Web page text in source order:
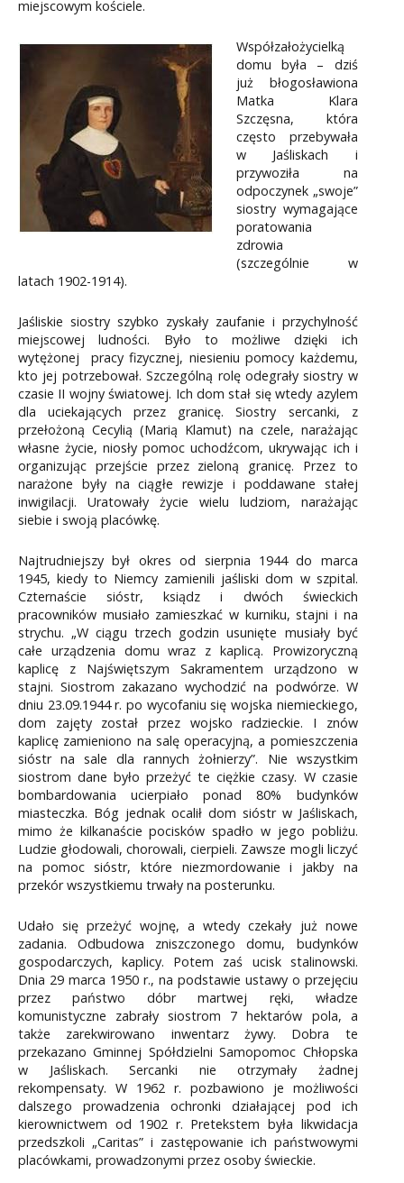
miejscowym kościele.
Współzałożycielką
domu była – dziś
już błogosławiona
Matka Klara
Szczęsna, która
często przebywała
w Jaśliskach i
przywoziła na
odpoczynek „swoje”
siostry wymagające
poratowania
zdrowia
(szczególnie w
latach 1902-1914).
Jaśliskie siostry szybko zyskały zaufanie i przychylność
miejscowej ludności. Było to możliwe dzięki ich
wytężonej pracy fizycznej, niesieniu pomocy każdemu,
kto jej potrzebował. Szczególną rolę odegrały siostry w
czasie II wojny światowej. Ich dom stał się wtedy azylem
dla uciekających przez granicę. Siostry sercanki, z
przełożoną Cecylią (Marią Klamut) na czele, narażając
własne życie, niosły pomoc uchodźcom, ukrywając ich i
organizując przejście przez zieloną granicę. Przez to
narażone były na ciągłe rewizje i poddawane stałej
inwigilacji. Uratowały życie wielu ludziom, narażając
siebie i swoją placówkę.
Najtrudniejszy był okres od sierpnia 1944 do marca
1945, kiedy to Niemcy zamienili jaśliski dom w szpital.
Czternaście sióstr, ksiądz i dwóch świeckich
pracowników musiało zamieszkać w kurniku, stajni i na
strychu. „W ciągu trzech godzin usunięte musiały być
całe urządzenia domu wraz z kaplicą. Prowizoryczną
kaplicę z Najświętszym Sakramentem urządzono w
stajni. Siostrom zakazano wychodzić na podwórze. W
dniu 23.09.1944 r. po wycofaniu się wojska niemieckiego,
dom zajęty został przez wojsko radzieckie. I znów
kaplicę zamieniono na salę operacyjną, a pomieszczenia
sióstr na sale dla rannych żołnierzy”. Nie wszystkim
siostrom dane było przeżyć te ciężkie czasy. W czasie
bombardowania ucierpiało ponad 80% budynków
miasteczka. Bóg jednak ocalił dom sióstr w Jaśliskach,
mimo że kilkanaście pocisków spadło w jego pobliżu.
Ludzie głodowali, chorowali, cierpieli. Zawsze mogli liczyć
na pomoc sióstr, które niezmordowanie i jakby na
przekór wszystkiemu trwały na posterunku.
Udało się przeżyć wojnę, a wtedy czekały już nowe
zadania. Odbudowa zniszczonego domu, budynków
gospodarczych, kaplicy. Potem zaś ucisk stalinowski.
Dnia 29 marca 1950 r., na podstawie ustawy o przejęciu
przez państwo dóbr martwej ręki, władze
komunistyczne zabrały siostrom 7 hektarów pola, a
także zarekwirowano inwentarz żywy. Dobra te
przekazano Gminnej Spółdzielni Samopomoc Chłopska
w Jaśliskach. Sercanki nie otrzymały żadnej
rekompensaty. W 1962 r. pozbawiono je możliwości
dalszego prowadzenia ochronki działającej pod ich
kierownictwem od 1902 r. Pretekstem była likwidacja
przedszkoli „Caritas” i zastępowanie ich państwowymi
placówkami, prowadzonymi przez osoby świeckie.